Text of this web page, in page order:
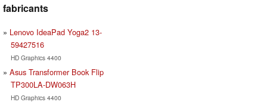
fabricants
Lenovo IdeaPad Yoga2 13-
59427516
HD Graphics 4400
Asus Transformer Book Flip
TP300LA-DW063H
HD Graphics 4400